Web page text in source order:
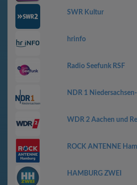
SWR Kultur
hrinfo
Radio Seefunk RSF
NDR 1
WDR 2 Aachen und
ROCK ANTENNE
HAMBURG ZWEI